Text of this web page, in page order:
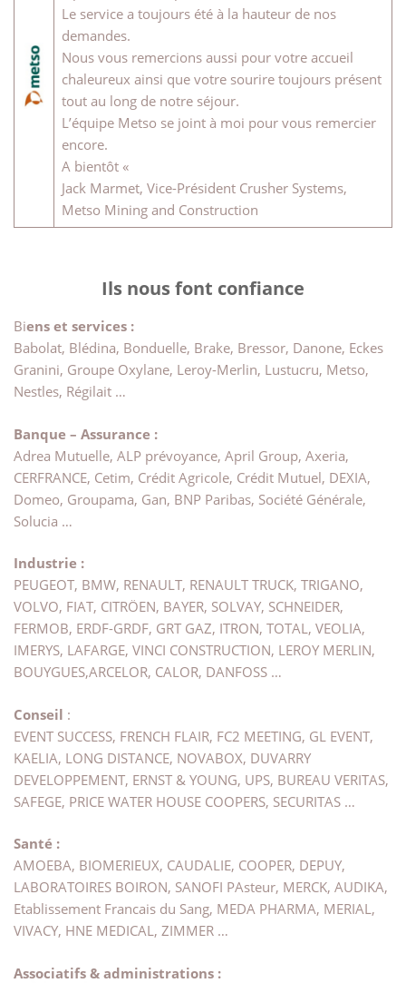
Le service a toujours été à la hauteur de nos
demandes.
Nous vous remercions aussi pour votre accueil
chaleureux ainsi que votre sourire toujours présent
tout au long de notre séjour.
L’équipe Metso se joint à moi pour vous remercier
encore.
A bientôt «
Jack Marmet, Vice-Président Crusher Systems,
Metso Mining and Construction
Ils nous font confiance
Biens et services :
Babolat, Blédina, Bonduelle, Brake, Bressor, Danone, Eckes
Granini, Groupe Oxylane, Leroy-Merlin, Lustucru, Metso,
Nestles, Régilait …
Banque – Assurance :
Adrea Mutuelle, ALP prévoyance, April Group, Axeria,
CERFRANCE, Cetim, Crédit Agricole, Crédit Mutuel, DEXIA,
Domeo, Groupama, Gan, BNP Paribas, Société Générale,
Solucia …
Industrie :
PEUGEOT, BMW, RENAULT, RENAULT TRUCK, TRIGANO,
VOLVO, FIAT, CITRÖEN, BAYER, SOLVAY, SCHNEIDER,
FERMOB, ERDF-GRDF, GRT GAZ, ITRON, TOTAL, VEOLIA,
IMERYS, LAFARGE, VINCI CONSTRUCTION, LEROY MERLIN,
BOUYGUES,ARCELOR, CALOR, DANFOSS …
Conseil :
EVENT SUCCESS, FRENCH FLAIR, FC2 MEETING, GL EVENT,
KAELIA, LONG DISTANCE, NOVABOX, DUVARRY
DEVELOPPEMENT, ERNST & YOUNG, UPS, BUREAU VERITAS,
SAFEGE, PRICE WATER HOUSE COOPERS, SECURITAS …
Santé :
AMOEBA, BIOMERIEUX, CAUDALIE, COOPER, DEPUY,
LABORATOIRES BOIRON, SANOFI PAsteur, MERCK, AUDIKA,
Etablissement Francais du Sang, MEDA PHARMA, MERIAL,
VIVACY, HNE MEDICAL, ZIMMER …
Associatifs & administrations :